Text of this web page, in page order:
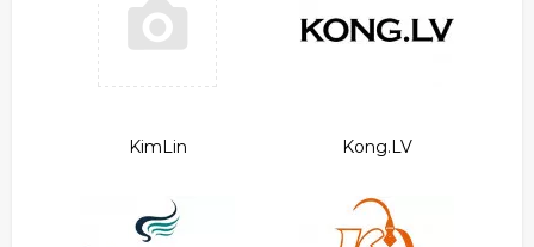
KimLin Kong.LV